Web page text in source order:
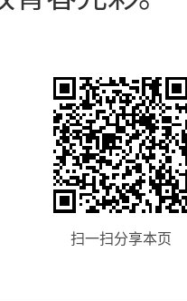
扫一扫分享本页